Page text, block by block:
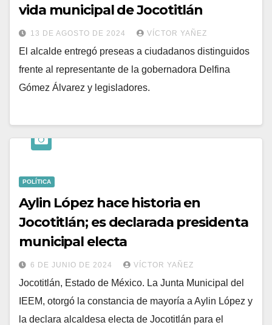
vida municipal de Jocotitlán
13 DE AGOSTO DE 2024 VÍCTOR YAÑEZ
El alcalde entregó preseas a ciudadanos distinguidos
frente al representante de la gobernadora Delfina
Gómez Álvarez y legisladores.
POLÍTICA
Aylin López hace historia en
Jocotitlán; es declarada presidenta
municipal electa
6 DE JUNIO DE 2024 VÍCTOR YAÑEZ
Jocotitlán, Estado de México. La Junta Municipal del
IEEM, otorgó la constancia de mayoría a Aylin López y
la declara alcaldesa electa de Jocotitlán para el